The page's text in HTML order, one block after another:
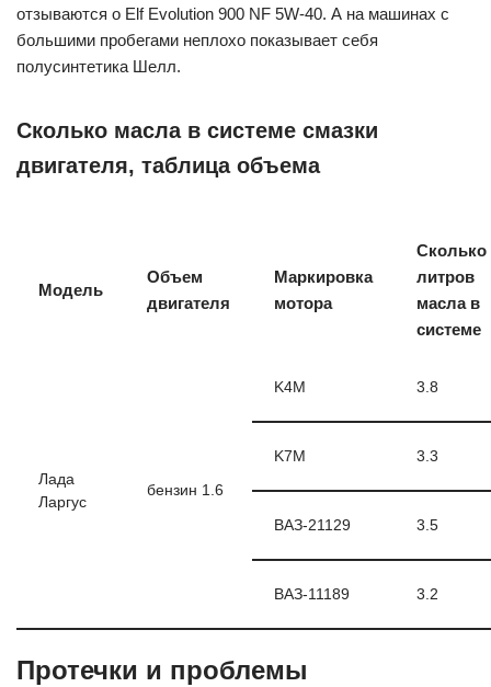
отзываются о Elf Evolution 900 NF 5W-40. А на машинах с
большими пробегами неплохо показывает себя
полусинтетика Шелл.
Сколько масла в системе смазки
двигателя, таблица объема
Модель
Объем
двигателя
Маркировка
мотора
Сколько
литров
масла в
системе
Лада
Ларгус
бензин 1.6
K4M 3.8
K7M 3.3
ВАЗ-21129 3.5
ВАЗ-11189 3.2
Протечки и проблемы